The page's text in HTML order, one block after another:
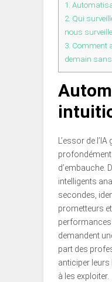
1.
2. Qui
nous
3. Comment
demain sans
L’essor de
d’embauche.
intelligents
secondes,
prometteurs
performances
demandent
part des
anticiper
à les exploiter.